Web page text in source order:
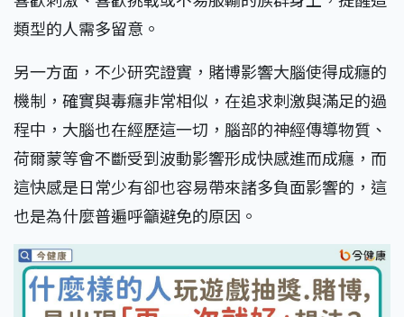
類型的人需多留意。
另一方面，不少研究證實，賭博影響大腦使得成癮的
機制，確實與毒癮非常相似，在追求刺激與滿足的過
程中，大腦也在經歷這一切，腦部的神經傳導物質、
荷爾蒙等會不斷受到波動影響形成快感進而成癮，而
這快感是日常少有卻也容易帶來諸多負面影響的，這
也是為什麼普遍呼籲避免的原因。